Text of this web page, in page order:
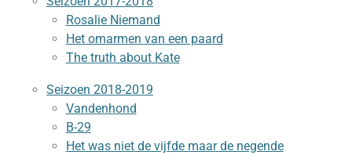
Rosalie Niemand
Het omarmen van een paard
The truth about Kate
Seizoen 2018-2019
Vandenhond
B-29
Het was niet de vijfde maar de negende